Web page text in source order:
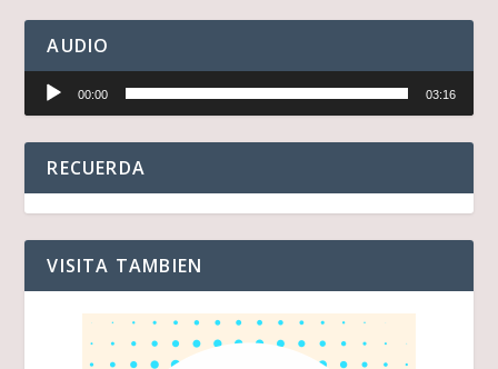
AUDIO
audio
00:00 03:16
RECUERDA
VISITA TAMBIEN